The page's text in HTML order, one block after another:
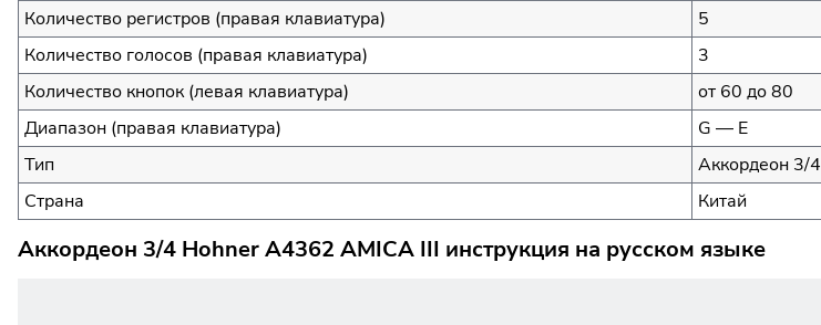
Количество регистров (правая клавиатура)
5
Количество голосов (правая клавиатура)
3
Количество кнопок (левая клавиатура)
от 60 до 80
Диапазон (правая клавиатура)
G — E
Тип
Аккордеон 3/4
Страна
Китай
Аккордеон 3/4 Hohner A4362 AMICA III инструкция на русском языке